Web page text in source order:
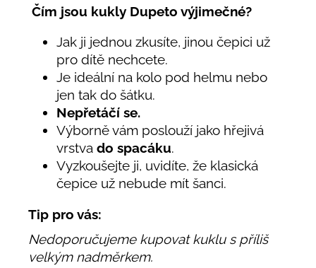
Čím jsou kukly Dupeto výjimečné?
Jak ji jednou zkusíte, jinou čepici už
pro dítě nechcete.
Je ideální na kolo pod helmu nebo
jen tak do šátku.
Nepřetáčí se.
Výborně vám poslouží jako hřejivá
vrstva do spacáku.
Vyzkoušejte ji, uvidíte, že klasická
čepice už nebude mít šanci.
Tip pro vás:
Nedoporučujeme kupovat kuklu s příliš
velkým nadměrkem.